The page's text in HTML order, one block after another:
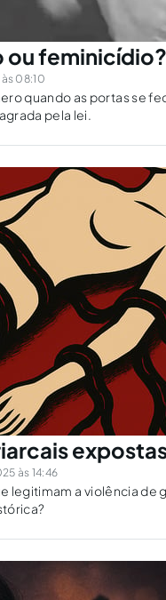
ou feminicídio?
08:10
quando as portas se
pela lei.
às 14:46
legitimam a violência de